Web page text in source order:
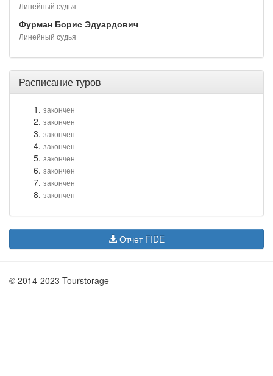
Линейный судья
Фурман Борис Эдуардович
Линейный судья
Расписание туров
закончен
закончен
закончен
закончен
закончен
закончен
закончен
закончен
Отчет FIDE
© 2014-2023 Tourstorage